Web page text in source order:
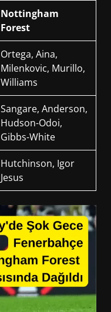
Nottingham
Forest
Ortega, Aina,
Milenkovic, Murillo,
Williams
Sangare, Anderson,
Hudson-Odoi,
Gibbs-White
Hutchinson, Igor
Jesus